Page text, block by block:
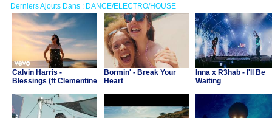
Derniers Ajouts Dans : DANCE/ELECTRO/HOUSE
Calvin Harris -
Blessings (ft Clementine
Bormin' - Break Your
Heart
Inna x R3hab - I'll Be
Waiting